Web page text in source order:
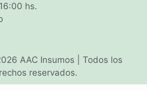
hs.
AAC Insumos | Todos los
reservados.